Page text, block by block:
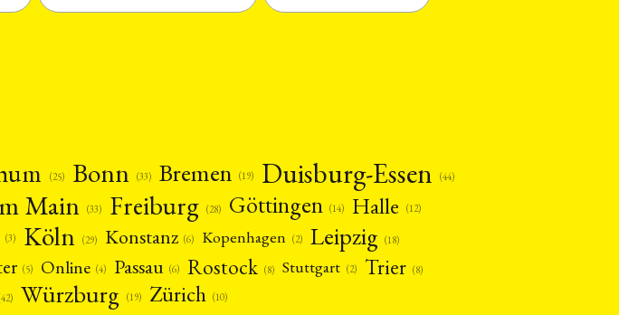
(25) Bonn (33) Bremen (19) Duisburg-Essen (44)
Main (33) Freiburg (28) Göttingen (14) Halle (12)
(3) Köln (29) Konstanz (6) Kopenhagen (2) Leipzig (18)
(5) Online (4) Passau (6) Rostock (8) Stuttgart (2) Trier (8)
Würzburg (19) Zürich (10)